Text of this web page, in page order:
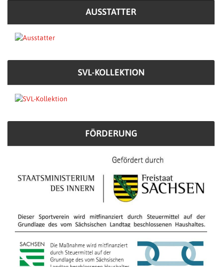
AUSSTATTER
SVL-KOLLEKTION
FÖRDERUNG